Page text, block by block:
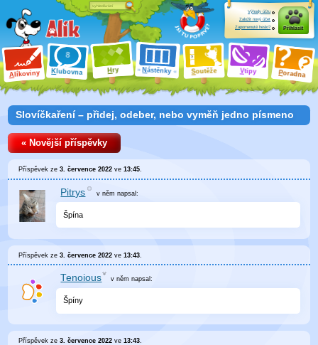
Alíkoviny Klubovna Hry Nástěnky Soutěže Vtipy Poradna
Výhody účtu
Založit nový účet
Zapomenuté heslo?
Přihlásit
Slovíčkaření – přidej, odeber, nebo vyměň jedno písmeno
« Novější příspěvky
Příspěvek ze3. července 2022 ve13:45.
Pitrys v němnapsal:
Špína
Příspěvek ze3. července 2022 ve13:43
Tenoious v něm napsal:
Špíny
Příspěvek ze3. července 2022 ve13:43